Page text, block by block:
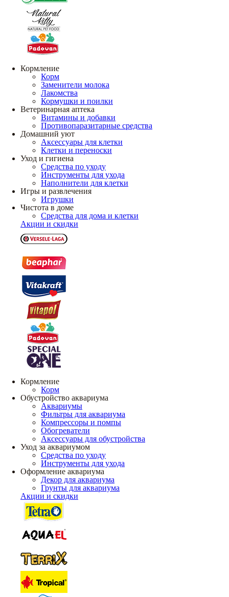
Кормление
Корм
Заменители молока
Лакомства
Кормушки и поилки
Ветеринарная аптека
Витамины и добавки
Противопаразитарные средства
Домашний уют
Аксессуары для клетки
Клетки и переноски
Уход и гигиена
Средства по уходу
Инструменты для ухода
Наполнители для клетки
Игры и развлечения
Игрушки
Чистота в доме
Средства для дома и клетки
Акции и скидки
Кормление
Корм
Обустройство аквариума
Аквариумы
Фильтры для аквариума
Компрессоры и помпы
Обогреватели
Аксессуары для обустройства
Уход за аквариумом
Средства по уходу
Инструменты для ухода
Оформление аквариума
Декор для аквариума
Грунты для аквариума
Акции и скидки